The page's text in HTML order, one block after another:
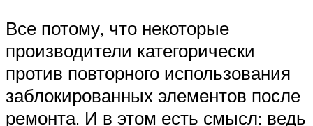
Все потому, что некоторые
производители категорически
против повторного использования
заблокированных элементов после
ремонта. И в этом есть смысл: ведь